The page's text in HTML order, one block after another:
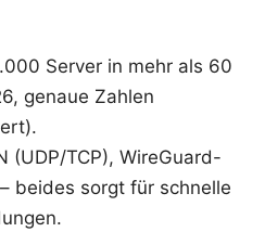
Server in mehr als 60
genaue Zahlen
(UDP/TCP), WireGuard-
beides sorgt für schnelle